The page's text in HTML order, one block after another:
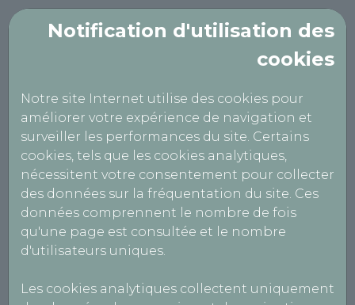
Notification d'utilisation des
cookies
Notre site Internet utilise des cookies pour
améliorer votre expérience de navigation et
surveiller les performances du site. Certains
cookies, tels que les cookies analytiques,
nécessitent votre consentement pour collecter
des données sur la fréquentation du site. Ces
données comprennent le nombre de fois
qu'une page est consultée et le nombre
d'utilisateurs uniques.
Les cookies analytiques collectent uniquement
AMILLY
Mentions Légales
Informations centres
TECHNICONTROLE
SIRET : 503 896 011 00015